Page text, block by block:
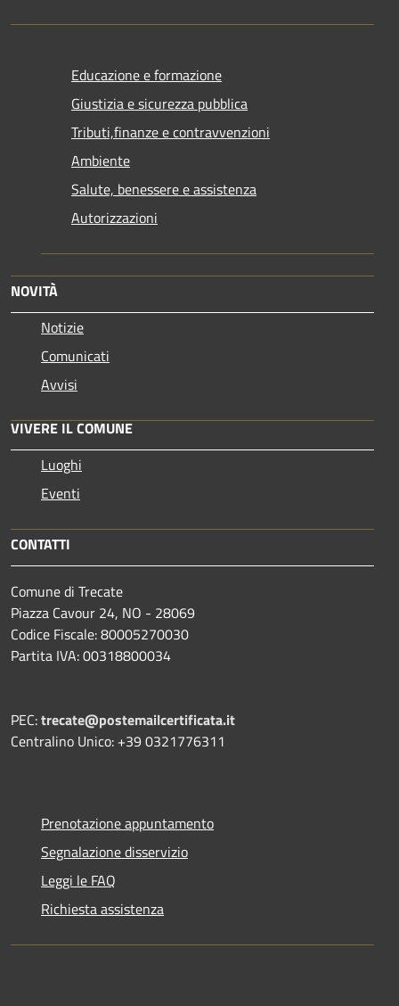
Educazione e formazione
Giustizia e sicurezza pubblica
Tributi,finanze e contravvenzioni
Ambiente
Salute, benessere e assistenza
Autorizzazioni
NOVITÀ
Notizie
Comunicati
Avvisi
VIVERE IL COMUNE
Luoghi
Eventi
CONTATTI
Comune di Trecate
Piazza Cavour 24, NO - 28069
Codice Fiscale: 80005270030
Partita IVA: 00318800034
PEC:trecate@postemailcertificata.it
Centralino Unico: +39 0321776311
Prenotazione appuntamento
Segnalazione disservizio
Leggi le FAQ
Richiesta assistenza